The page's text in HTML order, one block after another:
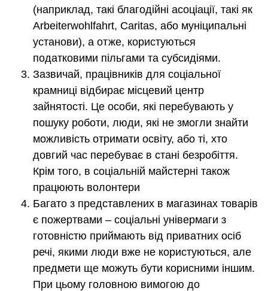
(наприклад, такі благодійні асоціації, такі як
Arbeiterwohlfahrt, Caritas, або муніципальні
установи), а отже, користуються
податковими пільгами та субсидіями.
Зазвичай, працівників для соціальної
крамниці відбирає місцевий центр
зайнятості. Це особи, які перебувають у
пошуку роботи, люди, які не змогли знайти
можливість отримати освіту, або ті, хто
довгий час перебуває в стані безробіття.
Крім того, в соціальній майстерні також
працюють волонтери
Багато з представлених в магазинах товарів
є пожертвами – соціальні універмаги з
готовністю приймають від приватних осіб
речі, якими люди вже не користуються, але
предмети ще можуть бути корисними іншим.
При цьому головною вимогою до